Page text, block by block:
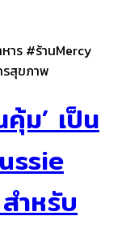
าร #ร้านMercy
รสุขภาพ
ม’ เป็น
ำหรับ